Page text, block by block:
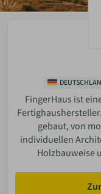
FingerHaus ist
gebaut, von
individuellen
Holzbauweise